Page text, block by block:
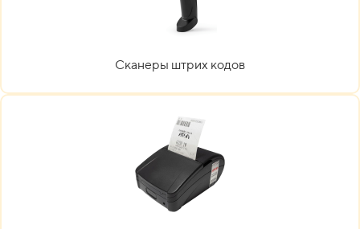
Сканеры штрих кодов